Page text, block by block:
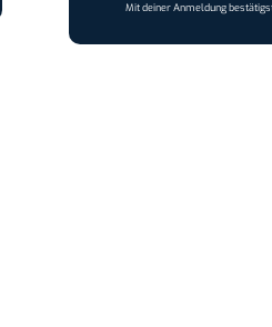
Mit deiner Anmeldung